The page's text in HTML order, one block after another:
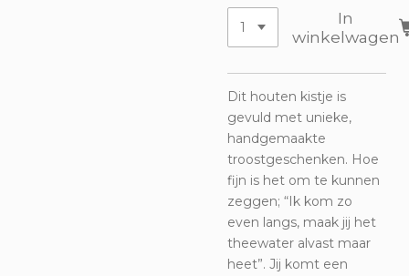
In
winkelwagen
Dit houten kistje is
gevuld met unieke,
handgemaakte
troostgeschenken. Hoe
fijn is het om te kunnen
zeggen; “Ik kom zo
even langs, maak jij het
theewater alvast maar
heet”. Jij komt een